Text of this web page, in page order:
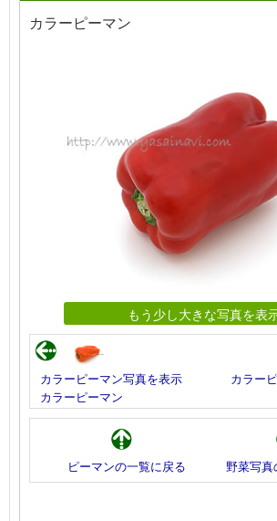
カラーピーマン
もう少し大きな写真を表
カラーピーマン写真を表示
カラーピーマン
カラー
ピーマンの一覧に戻る 野菜写真